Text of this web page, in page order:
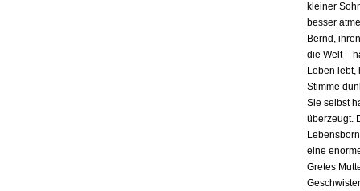
kleiner
besser
Bernd,
die Welt –
Leben lebt,
Stimme
Sie selbst
überzeugt.
eine
Gretes